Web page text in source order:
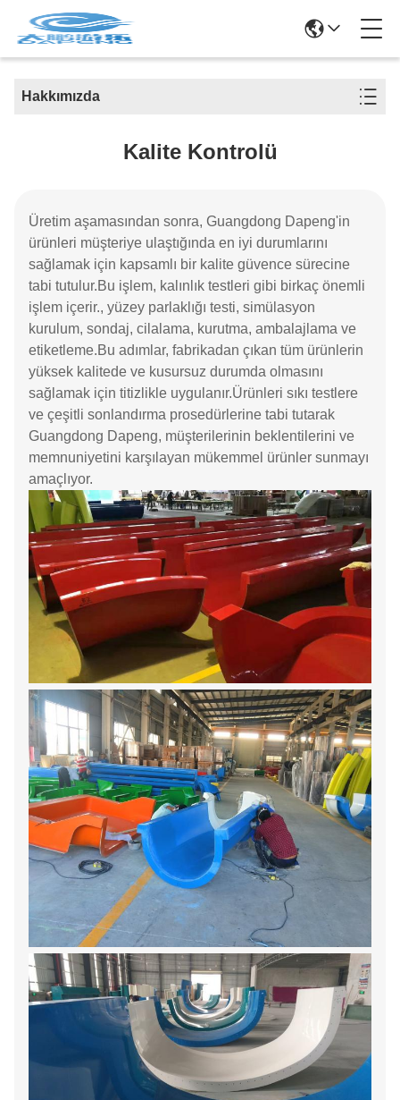
Hakkımızda
Kalite Kontrolü
Üretim aşamasından sonra, Guangdong Dapeng'in
ürünleri müşteriye ulaştığında en iyi durumlarını
sağlamak için kapsamlı bir kalite güvence sürecine
tabi tutulur.Bu işlem, kalınlık testleri gibi birkaç önemli
işlem içerir., yüzey parlaklığı testi, simülasyon
kurulum, sondaj, cilalama, kurutma, ambalajlama ve
etiketleme.Bu adımlar, fabrikadan çıkan tüm ürünlerin
yüksek kalitede ve kusursuz durumda olmasını
sağlamak için titizlikle uygulanır.Ürünleri sıkı testlere
ve çeşitli sonlandırma prosedürlerine tabi tutarak
Guangdong Dapeng, müşterilerinin beklentilerini ve
memnuniyetini karşılayan mükemmel ürünler sunmayı
amaçlıyor.